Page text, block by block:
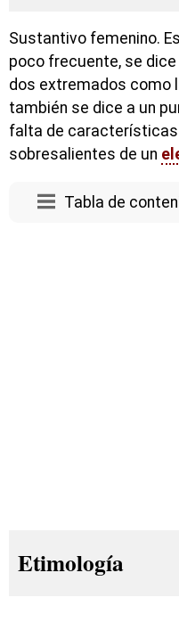
Sustantivo femenino.
poco frecuente, se dice
dos extremados como
también se dice a un
falta de
sobresalientes de un
Tabla de
Etimología